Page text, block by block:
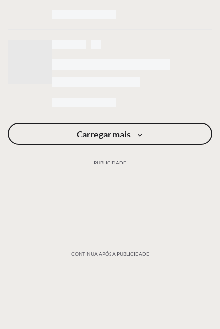
Carregar mais
PUBLICIDADE
CONTINUA APÓS A PUBLICIDADE